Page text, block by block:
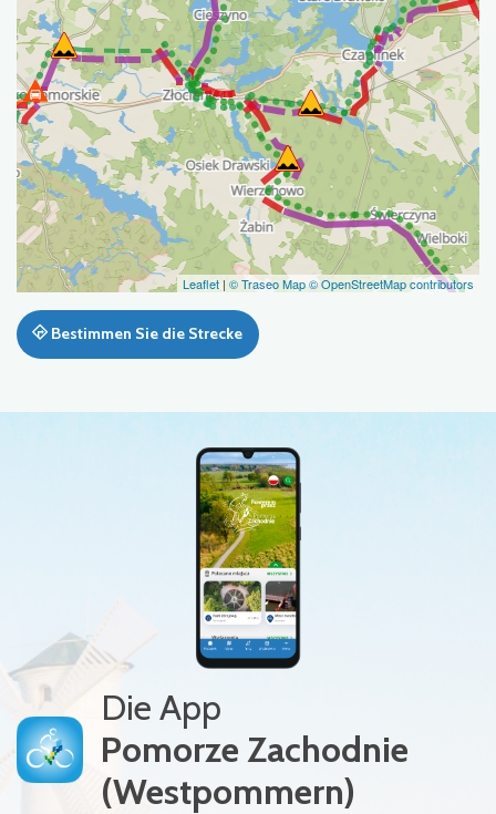
Leaflet | © Traseo Map© OpenStreetMap contributors
Bestimmen Sie die Strecke
Die App
Pomorze Zachodnie
(Westpommern)